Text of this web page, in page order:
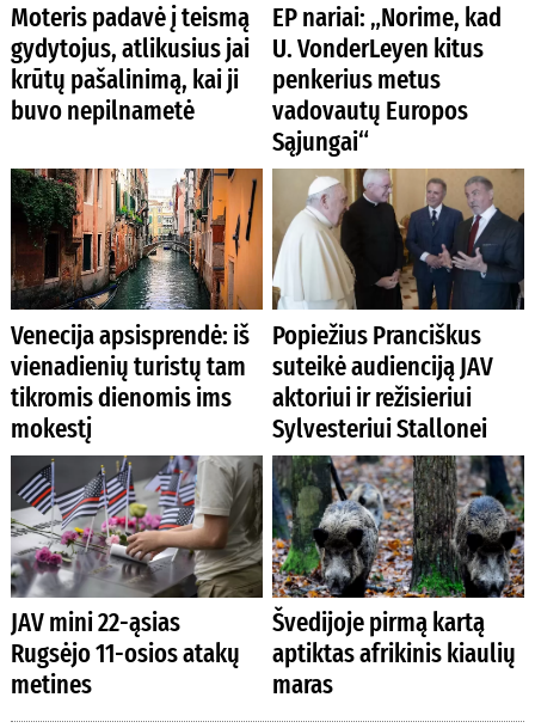
Moteris padavė į teismą
gydytojus, atlikusius jai
krūtų pašalinimą, kai ji
buvo nepilnametė
EP nariai: „Norime, kad
U. VonderLeyen kitus
penkerius metus
vadovautų Europos
Sąjungai“
Venecija apsisprendė: iš
vienadienių turistų tam
tikromis dienomis ims
mokestį
Popiežius Pranciškus
suteikė audienciją JAV
aktoriui ir režisieriui
Sylvesteriui Stallonei
JAV mini 22-ąsias
Rugsėjo 11-osios atakų
metines
Švedijoje pirmą kartą
aptiktas afrikinis kiaulių
maras